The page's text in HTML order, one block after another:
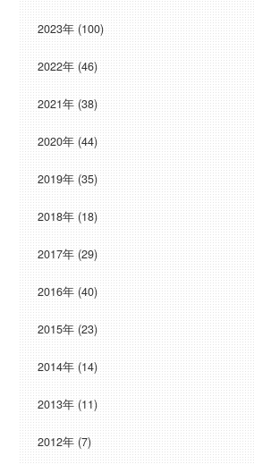
2023年 (100)
2022年 (46)
2021年 (38)
2020年 (44)
2019年 (35)
2018年 (18)
2017年 (29)
2016年 (40)
2015年 (23)
2014年 (14)
2013年 (11)
2012年 (7)